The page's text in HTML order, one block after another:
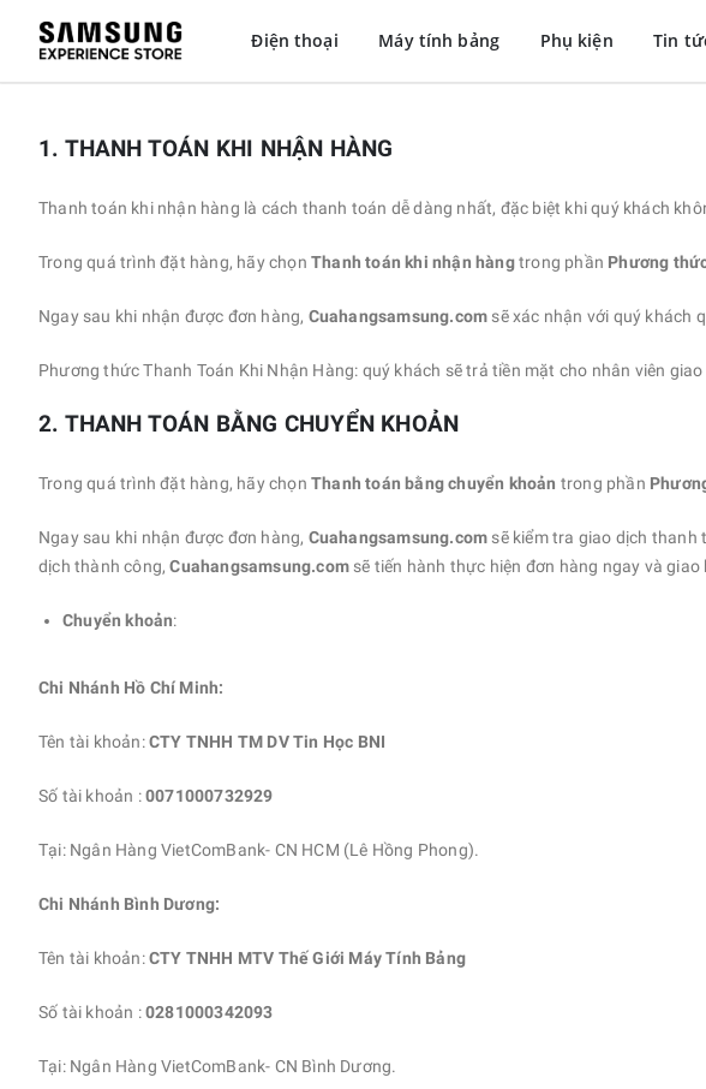
Điện thoại Máy tính bảng Phụ kiện Tin
1. THANH TOÁN KHI NHẬN HÀNG
Thanh toán khi nhận hàng là cách thanh toán dễ dàng nhất, đặc biệt khi quý khách
Trong quá trình đặt hàng, hãy chọn Thanh toán khi nhận hàngtrong phần Phương
Ngay sau khi nhận được đơn hàng, Cuahangsamsung.com sẽ xác nhận với quý khách
Phương thức Thanh Toán Khi Nhận Hàng: quý khách sẽ trả tiền mặt cho nhân viên
2. THANH TOÁN BẰNG CHUYỂN KHOẢN
Trong quá trình đặt hàng, hãy chọn Thanh toán bằng chuyển khoản trong phần
Ngay sau khi nhận được đơn hàng, Cuahangsamsung.com sẽ kiểm tra giao dịch thanh
dịch thành công, Cuahangsamsung.com sẽ tiến hành thực hiện đơn hàng ngay và
Chuyển khoản:
Chi Nhánh Hồ Chí Minh:
Tên tài khoản:CTY TNHH TM DV Tin Học BNI
Số tài khoản :0071000732929
Tại: Ngân Hàng VietComBank- CN HCM (Lê Hồng Phong).
Chi Nhánh Bình Dương:
Tên tài khoản:CTY TNHH MTV Thế Giới Máy Tính Bảng
Số tài khoản :0281000342093
Tại: Ngân Hàng VietComBank- CN Bình Dương.